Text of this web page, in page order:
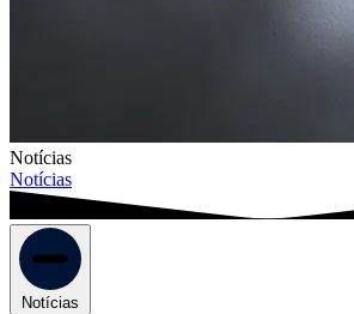
Notícias
Notícias
Notícias